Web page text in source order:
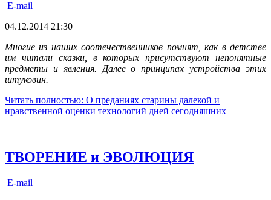
E-mail
04.12.2014 21:30
Многие из наших соотечественников помнят, как в детстве
им читали сказки, в которых присутствуют непонятные
предметы и явления. Далее о принципах устройства этих
штуковин.
Читать полностью: О преданиях старины далекой и
нравственной оценки технологий дней сегодняшних
ТВОРЕНИЕ и ЭВОЛЮЦИЯ
E-mail